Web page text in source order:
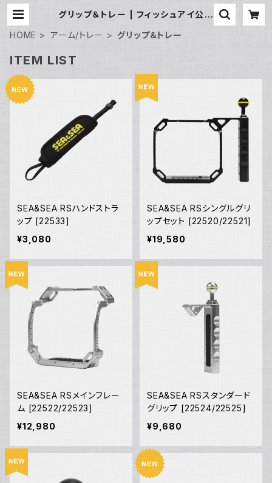
グリップ＆トレー | フィッシュアイ公式
HOME
アーム/トレー グリップ＆トレー
ITEM LIST
SEA&SEA RSハンドストラ
ップ [22533]
¥3,080
SEA&SEA RSシングルグリ
ップセット [22520/22521]
¥19,580
SEA&SEA RSメインフレー
ム [22522/22523]
¥12,980
SEA&SEA RSスタンダード
グリップ [22524/22525]
¥9,680